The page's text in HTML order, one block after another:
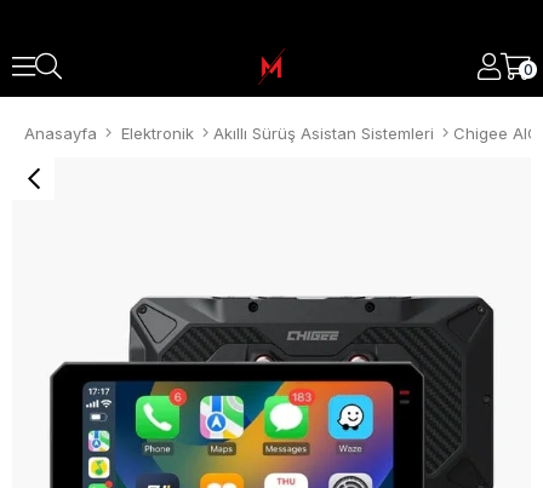
0
Anasayfa Elektronik Akıllı Sürüş Asistan Sistemleri Chigee AIO